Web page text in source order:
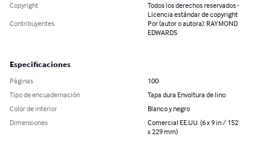
Copyright
Todos los derechos reservados -
Licencia estándar de copyright
Contribuyentes
Por (autor o autora): RAYMOND
EDWARDS
Especificaciones
Páginas
100
Tipo de encuadernación
Tapa dura Envoltura de lino
Color de interior
Blanco y negro
Dimensiones
Comercial EE.UU. (6 x 9 in / 152
x 229 mm)